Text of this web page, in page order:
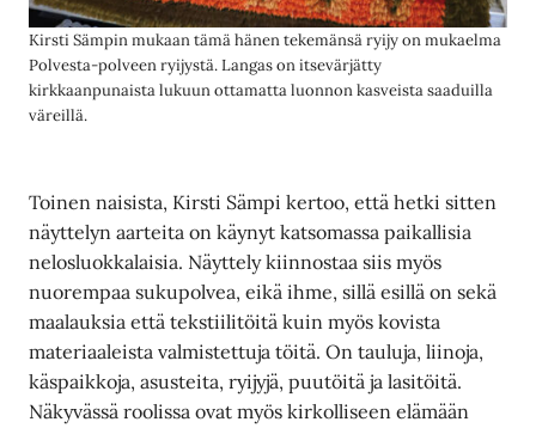
Kirsti Sämpin mukaan tämä hänen tekemänsä ryijy on mukaelma
Polvesta-polveen ryijystä. Langas on itsevärjätty
kirkkaanpunaista lukuun ottamatta luonnon kasveista saaduilla
väreillä.
Toinen naisista, Kirsti Sämpi kertoo, että hetki sitten
näyttelyn aarteita on käynyt katsomassa paikallisia
nelosluokkalaisia. Näyttely kiinnostaa siis myös
nuorempaa sukupolvea, eikä ihme, sillä esillä on sekä
maalauksia että tekstiilitöitä kuin myös kovista
materiaaleista valmistettuja töitä. On tauluja, liinoja,
käspaikkoja, asusteita, ryijyjä, puutöitä ja lasitöitä.
Näkyvässä roolissa ovat myös kirkolliseen elämään